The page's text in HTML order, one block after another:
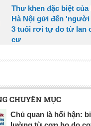
Thư khen đặc biệt
Hà Nội gửi đến
3 tuổi rơi tự do từ lan
cư
CHUYÊN MỤC
Chủ quan là hối hận: